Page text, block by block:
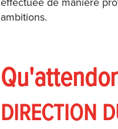
ambitions.
DIRECTION